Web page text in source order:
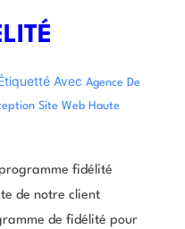
AvecAgence De
Site Web Haute
fidélité
de notre client
de fidélité pour